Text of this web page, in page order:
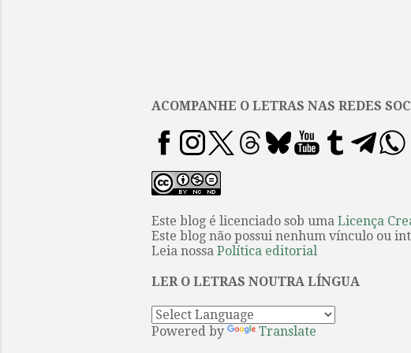
ACOMPANHE O LETRAS NAS REDES
Este blog é licenciado sob uma Licença
Este blog não possui nenhum vínculo ou
Leia nossa Política editorial
LER O LETRAS NOUTRA LÍNGUA
Powered by Translate